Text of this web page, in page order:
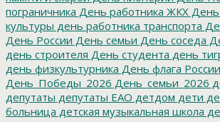
пограничника День работника ЖКХ День
культуры день работника транспорта
День России День семьи День соседа
день строителя День студента день
день физкультурника День флага России
День_Победы_2026 День_семьи_2026
депутаты депутаты ЕАО детдом дети
больница детская музыкальная школа